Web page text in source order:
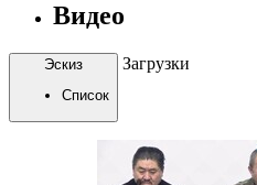
Видео
Эскиз
Список
Загрузки